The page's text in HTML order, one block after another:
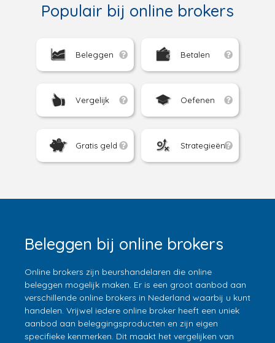
Populair bij online brokers
Beleggen Betalen
Vergelijk Oefenen
Gratis geld Strategieën
Beleggen bij online brokers
Online brokers zijn beurshandelaren die online
beleggen mogelijk maken. Er is een groot aanbod aan
verschillende online brokers in Nederland waarbij u kunt
handelen. Vrijwel iedere online broker heeft een uniek
aanbod aan beleggingsproducten en zijn eigen
specifieke kenmerken. Dit maakt het vergelijken van